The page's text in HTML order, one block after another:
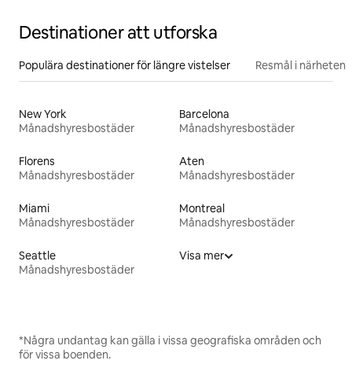
Destinationer att utforska
Populära destinationer för längre vistelser Resmål i närheten
New York
Månadshyresbostäder
Barcelona
Månadshyresbostäder
Florens
Månadshyresbostäder
Aten
Månadshyresbostäder
Miami
Månadshyresbostäder
Montreal
Månadshyresbostäder
Seattle
Månadshyresbostäder
Visa mer
*Några undantag kan gälla i vissa geografiska områden och
för vissa boenden.